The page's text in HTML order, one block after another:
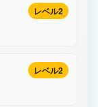
レベル2
レベル2